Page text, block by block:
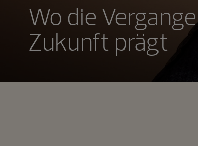
Wo die
Zukunft prägt